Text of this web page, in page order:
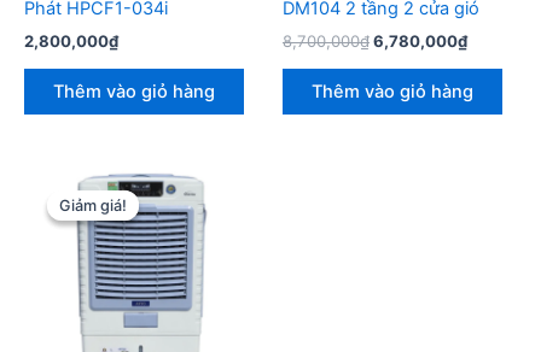
Phát HPCF1-034i
2,800,000₫
Thêm vào giỏ hàng
DM104 2 tầng 2 cửa gió
8,700,000₫Giá
là:
8,700,000₫.
6,780,000₫Giá
là:
Thêm vào giỏ hàng
Giảm giá!
Giảm giá!